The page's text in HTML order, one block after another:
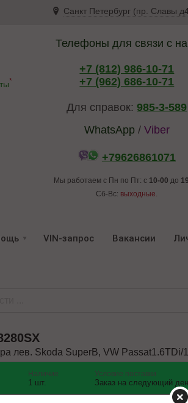
Санкт Петербург (пр. Славы
*
Телефоны для связи с
+7 (812) 986-10-71
+7 (962) 686-10-71
Для справок:985-3-589
WhatsApp / Viber
+79626861071
Мы работаем с Пн по Пт: с 10-00 до
Сб-Вс: выходные.
VIN-запрос Вакансии
лев. Skoda SuperB, VW Passat1.6TDi/
Наличие
1 шт.
Условие поставки
Заказ на следующий